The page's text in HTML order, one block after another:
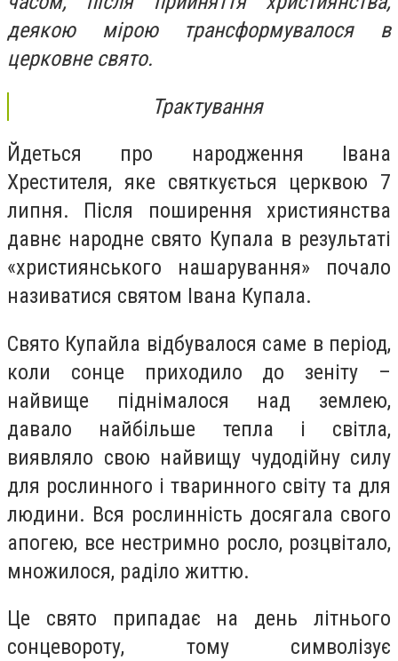
деякою мірою трансформувалося в
церковне свято.
Трактування
Йдеться про народження Івана
Хрестителя, яке святкується церквою 7
липня. Після поширення християнства
давнє народне свято Купала в результаті
«християнського нашарування» почало
називатися святом Івана Купала.
Свято Купайла відбувалося саме в період,
коли сонце приходило до зеніту –
найвище піднімалося над землею,
давало найбільше тепла і світла,
виявляло свою найвищу чудодійну силу
для рослинного і тваринного світу та для
людини. Вся рослинність досягала свого
апогею, все нестримно росло, розцвітало,
множилося, раділо життю.
Це свято припадає на день літнього
сонцевороту, тому символізує